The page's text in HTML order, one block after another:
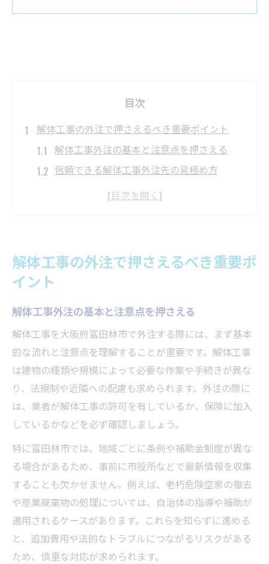
目次
解体工事の外注で押さえるべき重要ポイント
解体工事外注の基本と注意点を押さえる
信頼できる解体工事外注先の見極め方
解体工事外注時の業者選びの要点とは
外注先選定に悩むなら知っておきたい解体工事
のコツ
評判や実績から解体工事外注先を選ぶ方法
解体工事外注の現地調査で見るべき点
許可や資格で解体工事外注先を判断する
見積もり明細で解体工事外注の透明性を確
認
コストを抑える解体工事外注の具体策
解体工事外注費用を抑える見積もりの工夫
適正価格で解体工事外注するための比較術
追加費用を防ぐ解体工事外注時のポイント
解体工事外注でコスト削減する契約のコツ
費用対効果の高い解体工事外注先の選び方
解体工事の流れと外注の進め方を徹底解説
解体工事外注の全体的な流れを理解しよう
解体工事の外注で押さえるべき重要ポ
イント
解体工事外注の基本と注意点を押さえる
解体工事を大阪府富田林市で外注する際には、まず基本
的な流れと注意点を理解することが重要です。解体工事
は建物の種類や規模によって必要な作業や手続きが異な
り、法規制や近隣への配慮も求められます。外注の際に
は、業者が解体工事の許可を有しているか、保険に加入
しているかなどを必ず確認しましょう。
特に富田林市では、地域ごとに条例や補助金制度が異な
る場合があるため、事前に市役所などで最新情報を収集
することも欠かせません。例えば、老朽危険空家の撤去
や産業廃棄物の処理については、自治体の指導や補助が
適用されるケースがあります。これらを知らずに進める
と、追加費用や法的なトラブルにつながるリスクがある
ため、慎重な対応が求められます。